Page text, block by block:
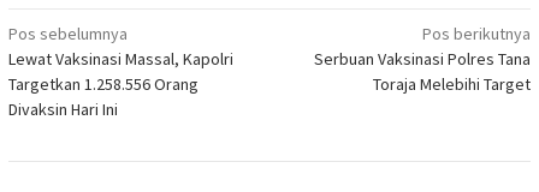
Navigasi
pos
Pos sebelumnya
Lewat Vaksinasi Massal, Kapolri
Targetkan 1.258.556 Orang
Divaksin Hari Ini
Pos berikutnya
Serbuan Vaksinasi Polres Tana
Toraja Melebihi Target